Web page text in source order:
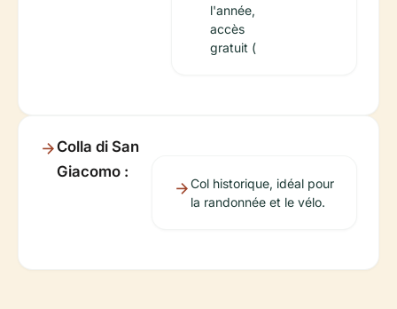
l'année,
accès
gratuit (
Colla di San
Giacomo :
Col historique, idéal pour
la randonnée et le vélo.